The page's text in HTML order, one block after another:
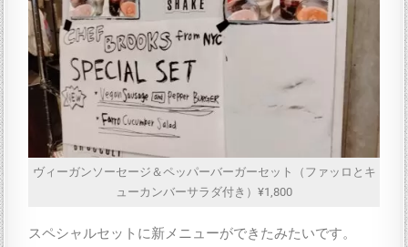
ヴィーガンソーセージ＆ペッパーバーガーセット（ファッロとキ
ューカンバーサラダ付き）¥1,800
スペシャルセットに新メニューができたみたいです。